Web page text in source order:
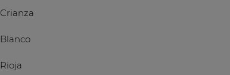
Crianza
Blanco
Rioja